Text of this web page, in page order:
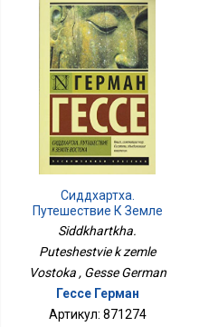
Сиддхартха.
Путешествие К Земле
Востока
Siddkhartkha.
Puteshestvie k zemle
Vostoka , Gesse German
Гессе Герман
Артикул: 871274